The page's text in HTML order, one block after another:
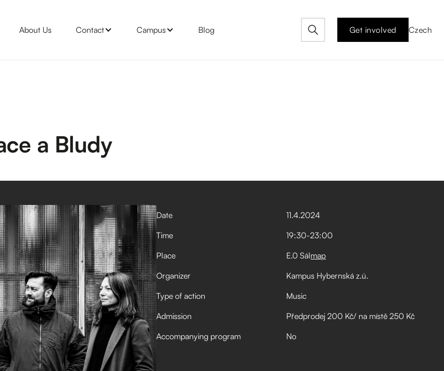
About Us Contact Campus Blog Get involved Czech
a Bludy
Date 11.4.2024
Time
19:30-23:00
Place
E.0 Sálmap
Organizer
Kampus Hybernská z.ú.
Type of action
Music
Admission
Předprodej 200 Kč/ na místě 250 Kč
Accompanying program
No